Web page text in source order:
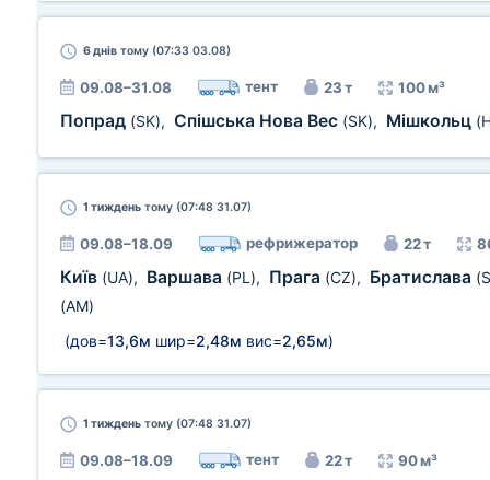
6 днів тому (07:33 03.08)
09.08–31.08 тент 23 т 100 м³
Попрад (SK), Спішська Нова Вес (SK), Мішкольц
1 тиждень тому (07:48 31.07)
09.08–18.09 рефрижератор 22 т
Київ (UA), Варшава (PL), Прага (CZ), Братислава
(AM)
(дов=13,6м шир=2,48м вис=2,65м)
1 тиждень тому (07:48 31.07)
09.08–18.09 тент 22 т 90 м³